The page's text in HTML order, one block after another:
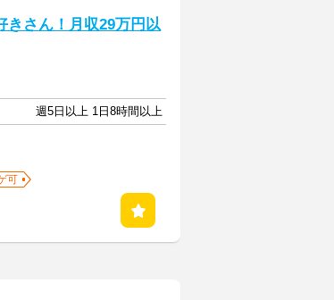
きさん！月収29万円以
週5日以上 1日8時間以上
可